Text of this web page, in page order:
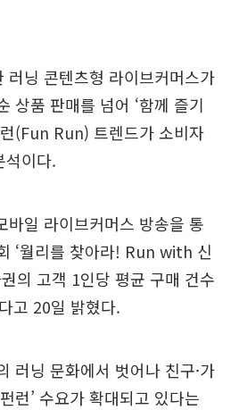
러닝 콘텐츠형 라이브커머스가
상품 판매를 넘어 ‘함께 즐기
(Fun Run) 트렌드가 소비자
석이다.
바일 라이브커머스 방송을 통
‘월리를 찾아라! Run with 신
의 고객 1인당 평균 구매 건수
고 20일 밝혔다.
러닝 문화에서 벗어나 친구·가
런’ 수요가 확대되고 있다는